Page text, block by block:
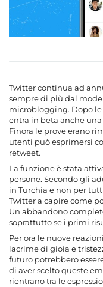
Twitter continua ad
sempre di più dal
microblogging. Dopo
entra in beta anche
Finora le prove erano
utenti può esprimersi
retweet.
La funzione è stata
persone. Secondo gli
in Turchia e non per
Twitter a capire come
Un abbandono
soprattutto se i primi
Per ora le nuove
lacrime di gioia e
futuro potrebbero
di aver scelto queste
rientrano tra le